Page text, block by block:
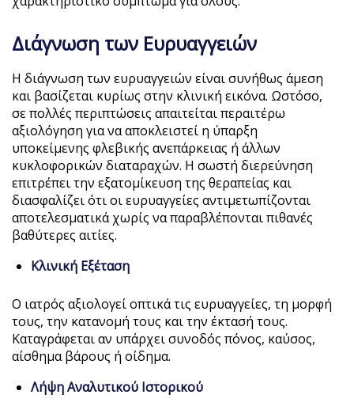
Διάγνωση των Ευρυαγγειών
Η διάγνωση των ευρυαγγειών είναι συνήθως άμεση
και βασίζεται κυρίως στην κλινική εικόνα. Ωστόσο,
σε πολλές περιπτώσεις απαιτείται περαιτέρω
αξιολόγηση για να αποκλειστεί η ύπαρξη
υποκείμενης φλεβικής ανεπάρκειας ή άλλων
κυκλοφορικών διαταραχών. Η σωστή διερεύνηση
επιτρέπει την εξατομίκευση της θεραπείας και
διασφαλίζει ότι οι ευρυαγγείες αντιμετωπίζονται
αποτελεσματικά χωρίς να παραβλέπονται πιθανές
βαθύτερες αιτίες.
Κλινική Εξέταση
Ο ιατρός αξιολογεί οπτικά τις ευρυαγγείες, τη μορφή
τους, την κατανομή τους και την έκτασή τους.
Καταγράφεται αν υπάρχει συνοδός πόνος, καύσος,
αίσθημα βάρους ή οίδημα.
Λήψη Αναλυτικού Ιστορικού